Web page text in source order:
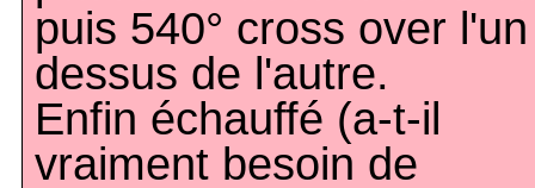
puis 540° cross over
dessus de l'autre.
Enfin échauffé (a-t-il
vraiment besoin de